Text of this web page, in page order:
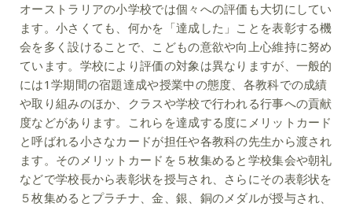
オーストラリアの小学校では個々への評価も大切にしてい
ます。小さくても、何かを「達成した」ことを表彰する機
会を多く設けることで、こどもの意欲や向上心維持に努め
ています。学校により評価の対象は異なりますが、一般的
には1学期間の宿題達成や授業中の態度、各教科での成績
や取り組みのほか、クラスや学校で行われる行事への貢献
度などがあります。これらを達成する度にメリットカード
と呼ばれる小さなカードが担任や各教科の先生から渡され
ます。そのメリットカードを５枚集めると学校集会や朝礼
などで学校長から表彰状を授与され、さらにその表彰状を
５枚集めるとプラチナ、金、銀、銅のメダルが授与され、